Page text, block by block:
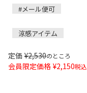
#メール便可
涼感アイテム
定価 ¥2,530のところ
会員限定価格 ¥2,150税込